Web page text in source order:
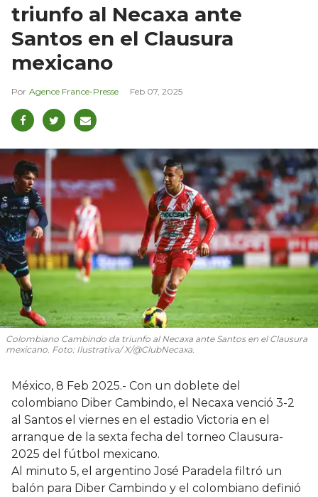
triunfo al Necaxa ante
Santos en el Clausura
mexicano
Agence France-Presse Feb 07, 2025
Colombiano Cambindo da triunfo al Necaxa ante Santos en el Clausura
mexicano. Foto: Ilustrativa/ X/@ClubNecaxa.
México, 8 Feb 2025.- Con un doblete del
colombiano Diber Cambindo, el Necaxa venció 3-2
al Santos el viernes en el estadio Victoria en el
arranque de la sexta fecha del torneo Clausura-
2025 del fútbol mexicano.
Al minuto 5, el argentino José Paradela filtró un
balón para Diber Cambindo y el colombiano definió